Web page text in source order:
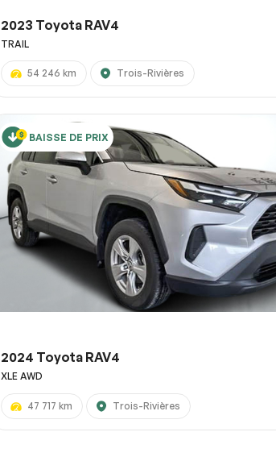
2023 Toyota RAV4
TRAIL
54 246 km Trois-Rivières
BAISSE DE PRIX
2024 Toyota RAV4
XLE AWD
47 717 km Trois-Rivières